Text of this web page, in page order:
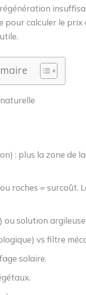
calculer le
: plus la zone de
roches = surcoût.
ou solution
vs filtre
solaire.